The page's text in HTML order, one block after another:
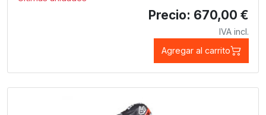
Precio: 670,00 €
IVA incl.
Agregar al carrito